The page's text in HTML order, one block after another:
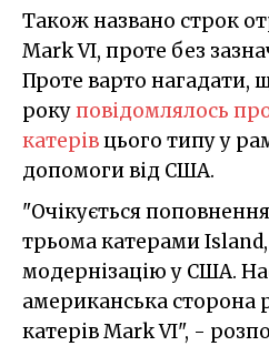
Також названо строк
Mark VI, проте без
Проте варто нагадати,
рокуповідомлялось
катерівцього типу у
допомоги від США.
"Очікується
трьома катерами
модернізацію у США.
американська сторона
катерів Mark VI", -